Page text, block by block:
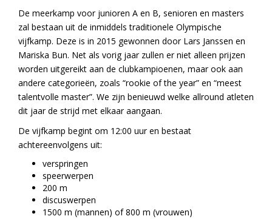
De meerkamp voor junioren A en B, senioren en masters
zal bestaan uit de inmiddels traditionele Olympische
vijfkamp. Deze is in 2015 gewonnen door Lars Janssen en
Mariska Bun. Net als vorig jaar zullen er niet alleen prijzen
worden uitgereikt aan de clubkampioenen, maar ook aan
andere categorieën, zoals “rookie of the year” en “meest
talentvolle master”. We zijn benieuwd welke allround atleten
dit jaar de strijd met elkaar aangaan.
De vijfkamp begint om 12:00 uur en bestaat
achtereenvolgens uit:
verspringen
speerwerpen
200 m
discuswerpen
1500 m (mannen) of 800 m (vrouwen)